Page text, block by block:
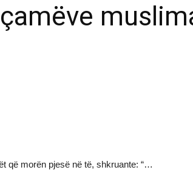
që morën pjesë në të, shkruante: “…